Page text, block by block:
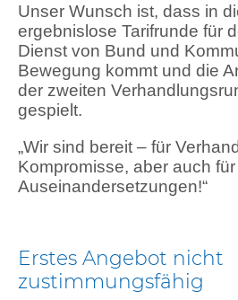
Unser Wunsch ist, dass in
ergebnislose Tarifrunde für
Dienst von Bund und
Bewegung kommt und die
der zweiten
gespielt.
„Wir sind bereit – für
Kompromisse, aber auch
Auseinandersetzungen!“
Erstes Angebot nicht
zustimmungsfähig